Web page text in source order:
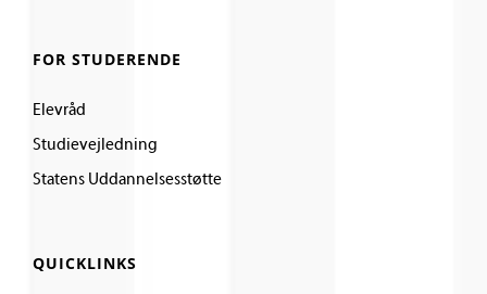
FOR STUDERENDE
Elevråd
Studievejledning
Statens Uddannelsesstøtte
QUICKLINKS